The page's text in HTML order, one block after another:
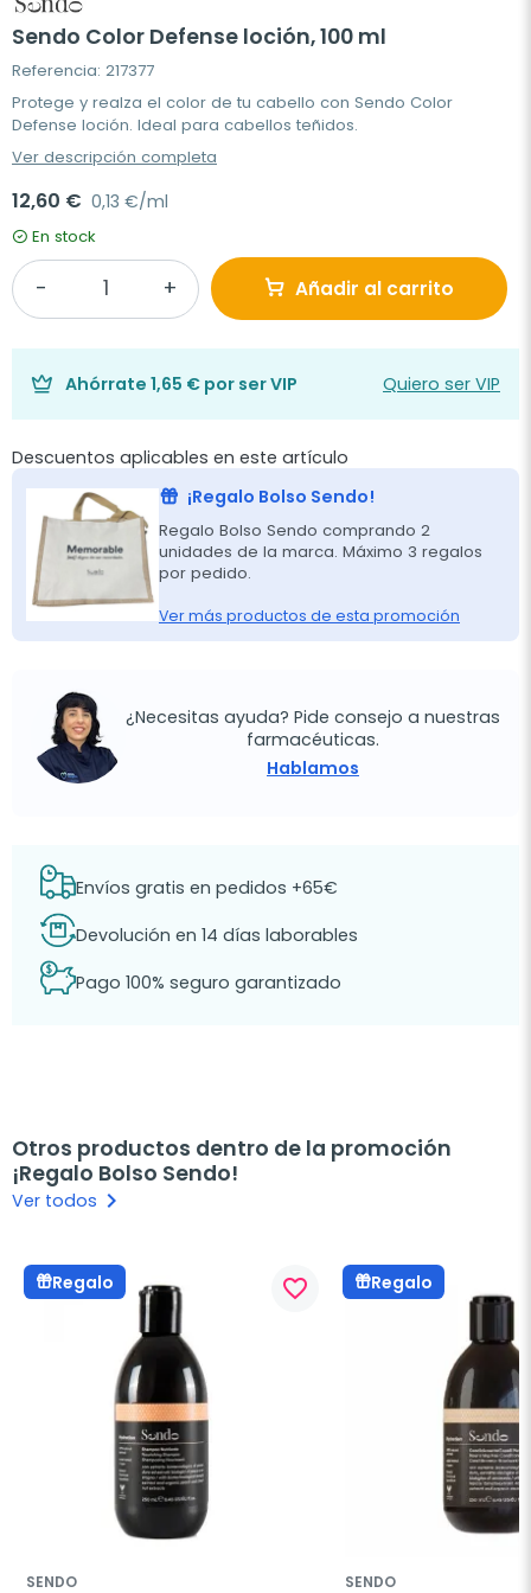
Sendo Color Defense loción, 100 ml
Referencia: 217377
Protege y realza el color de tu cabello con Sendo Color
Defense loción. Ideal para cabellos teñidos.
Ver descripción completa
12,60 € 0,13 €/ml
En stock
Añadir al carrito
Ahórrate 1,65 € por ser VIP Quiero ser VIP
Descuentos aplicables en este artículo
¡Regalo Bolso Sendo!
Regalo Bolso Sendo comprando 2
unidades de la marca. Máximo 3 regalos
por pedido.
Ver más productos de esta promoción
¿Necesitas ayuda? Pide consejo a nuestras
farmacéuticas.
Hablamos
Envíos gratis en pedidos +65€
Devolución en 14 días laborables
Pago 100% seguro garantizado
Otros productos dentro de la promoción
¡Regalo Bolso Sendo!
Ver todos keyboard_arrow_right
Regalo favorite_border
SENDO
Regalo
SENDO